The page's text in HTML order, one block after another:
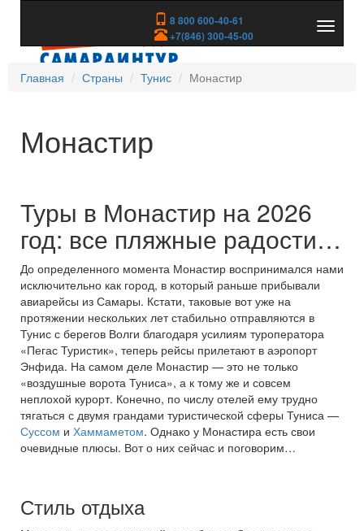
8 800 600-40-61
+7(846) 300-45-00
скрыть
Главная
Страны Тунис Монастир
Монастир
Туры в Монастир на 2026
год: все пляжные радости…
До определенного момента Монастир воспринимался нами
исключительно как город, в который раньше прибывали
авиарейсы из Самары. Кстати, таковые вот уже на
протяжении нескольких лет стабильно отправляются в
Тунис с берегов Волги благодаря усилиям туроператора
«Пегас Туристик», теперь рейсы прилетают в аэропорт
Энфида. На самом деле Монастир — это не только
«воздушные ворота Туниса», а к тому же и совсем
неплохой курорт. Конечно, по числу отелей ему трудно
тягаться с двумя грандами туристической сферы Туниса —
Суссом и Хаммаметом. Однако у Монастира есть свои
очевидные плюсы. Вот о них сейчас и поговорим…
Стиль отдыха